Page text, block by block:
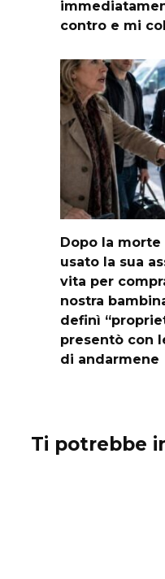
contro e mi
Dopo la
usato la sua
vita per
nostra
definì
presentò con
di andarmene
Ti potrebbe